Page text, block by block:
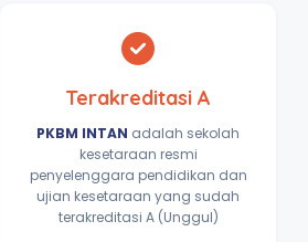
Terakreditasi A
PKBM INTAN adalah sekolah
kesetaraan resmi
penyelenggara pendidikan dan
ujian kesetaraan yang sudah
terakreditasi A (Unggul)